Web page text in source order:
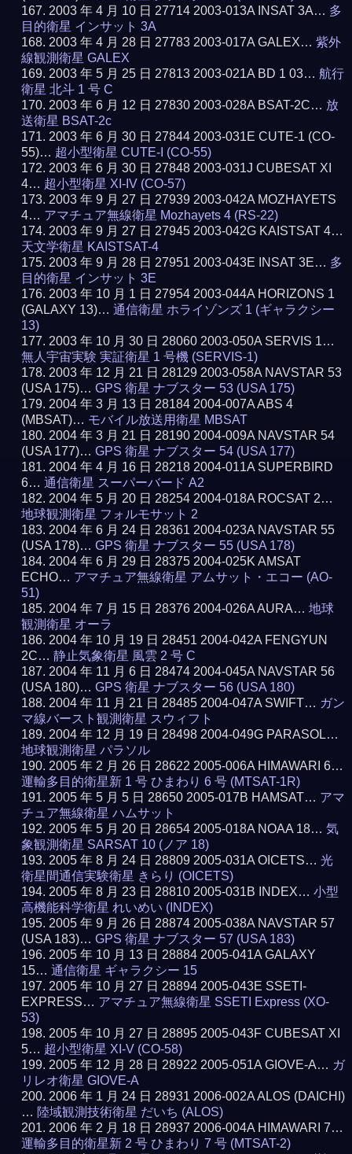
2003 年 4 月 10 日 27714 2003-013A INSAT 3A… 多
目的衛星 インサット 3A
2003 年 4 月 28 日 27783 2003-017A GALEX…紫外
線観測衛星 GALEX
2003 年 5 月 25 日 27813 2003-021A BD 1 03…航行
衛星 北斗 1 号 C
2003 年 6 月 12 日 27830 2003-028A BSAT-2C… 放
送衛星 BSAT-2c
2003 年 6 月 30 日 27844 2003-031E CUTE-1 (CO-
55)… 超小型衛星 CUTE-I (CO-55)
2003 年 6 月 30 日 27848 2003-031J CUBESAT XI
4… 超小型衛星 XI-IV (CO-57)
2003 年 9 月 27 日 27939 2003-042A MOZHAYETS
4… アマチュア無線衛星 Mozhayets 4 (RS-22)
2003 年 9 月 27 日 27945 2003-042G KAISTSAT 4…
天文学衛星 KAISTSAT-4
2003 年 9 月 28 日 27951 2003-043E INSAT 3E… 多
目的衛星 インサット 3E
2003 年 10 月 1 日 27954 2003-044A HORIZONS 1
(GALAXY 13)…通信衛星 ホライゾンズ 1 (ギャラクシー
13)
2003 年 10 月 30 日 28060 2003-050A SERVIS 1…
無人宇宙実験 実証衛星 1 号機 (SERVIS-1)
2003 年 12 月 21 日 28129 2003-058A NAVSTAR 53
(USA 175)…GPS 衛星 ナブスター 53 (USA 175)
2004 年 3 月 13 日 28184 2004-007A ABS 4
(MBSAT)… モバイル放送用衛星 MBSAT
2004 年 3 月 21 日 28190 2004-009A NAVSTAR 54
(USA 177)…GPS 衛星 ナブスター 54 (USA 177)
2004 年 4 月 16 日 28218 2004-011A SUPERBIRD
6…通信衛星 スーパーバード A2
2004 年 5 月 20 日 28254 2004-018A ROCSAT 2…
地球観測衛星 フォルモサット 2
2004 年 6 月 24 日 28361 2004-023A NAVSTAR 55
(USA 178)…GPS 衛星 ナブスター 55 (USA 178)
2004 年 6 月 29 日 28375 2004-025K AMSAT
ECHO… アマチュア無線衛星 アムサット・エコー (AO-
51)
2004 年 7 月 15 日 28376 2004-026A AURA…地球
観測衛星 オーラ
2004 年 10 月 19 日 28451 2004-042A FENGYUN
2C…静止気象衛星 風雲 2 号 C
2004 年 11 月 6 日 28474 2004-045A NAVSTAR 56
(USA 180)…GPS 衛星 ナブスター 56 (USA 180)
2004 年 11 月 21 日 28485 2004-047A SWIFT… ガン
マ線バースト観測衛星 スウィフト
2004 年 12 月 19 日 28498 2004-049G PARASOL…
地球観測衛星 パラソル
2005 年 2 月 26 日 28622 2005-006A HIMAWARI 6…
運輸多目的衛星新 1 号 ひまわり 6 号 (MTSAT-1R)
2005 年 5 月 5 日 28650 2005-017B HAMSAT… アマ
チュア無線衛星 ハムサット
2005 年 5 月 20 日 28654 2005-018A NOAA 18…気
象観測衛星 SARSAT 10 (ノア 18)
2005 年 8 月 24 日 28809 2005-031A OICETS…光
衛星間通信実験衛星 きらり (OICETS)
2005 年 8 月 23 日 28810 2005-031B INDEX…小型
高機能科学衛星 れいめい (INDEX)
2005 年 9 月 26 日 28874 2005-038A NAVSTAR 57
(USA 183)…GPS 衛星 ナブスター 57 (USA 183)
2005 年 10 月 13 日 28884 2005-041A GALAXY
15…通信衛星 ギャラクシー 15
2005 年 10 月 27 日 28894 2005-043E SSETI-
EXPRESS… アマチュア無線衛星 SSETI Express (XO-
53)
2005 年 10 月 27 日 28895 2005-043F CUBESAT XI
5… 超小型衛星 XI-V (CO-58)
2005 年 12 月 28 日 28922 2005-051A GIOVE-A… ガ
リレオ衛星 GIOVE-A
2006 年 1 月 24 日 28931 2006-002A ALOS (DAICHI)
… 陸域観測技術衛星 だいち (ALOS)
2006 年 2 月 18 日 28937 2006-004A HIMAWARI 7…
運輸多目的衛星新 2 号 ひまわり 7 号 (MTSAT-2)